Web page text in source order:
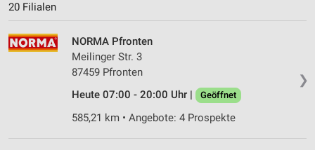
20 Filialen
❯
NORMA Pfronten
Meilinger Str. 3
87459 Pfronten
Heute 07:00 - 20:00 Uhr |
Geöffnet
585,21 km • Angebote: 4 Prospekte